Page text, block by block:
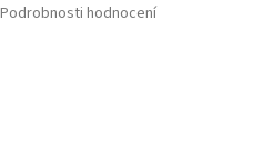
Podrobnosti hodnocení